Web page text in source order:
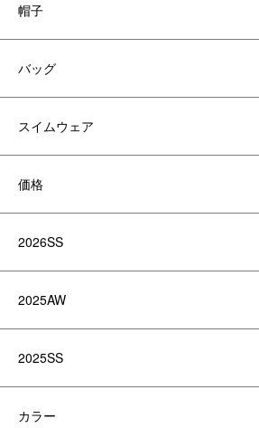
帽子
バッグ
スイムウェア
価格
2026SS
2025AW
2025SS
カラー